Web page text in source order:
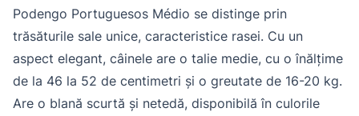
Podengo Portuguesos Médio se distinge prin
trăsăturile sale unice, caracteristice rasei. Cu un
aspect elegant, câinele are o talie medie, cu o înălțime
de la 46 la 52 de centimetri și o greutate de 16-20 kg.
Are o blană scurtă și netedă, disponibilă în culorile